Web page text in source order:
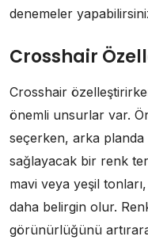
denemeler
Crosshair
Crosshair
önemli unsurlar var.
seçerken, arka
sağlayacak bir renk
mavi veya yeşil
daha belirgin olur.
görünürlüğünü